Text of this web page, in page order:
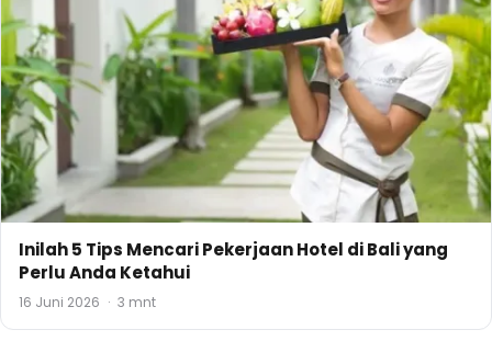
Inilah 5 Tips Mencari Pekerjaan Hotel di Bali yang
Perlu Anda Ketahui
16 Juni 2026 · 3 mnt